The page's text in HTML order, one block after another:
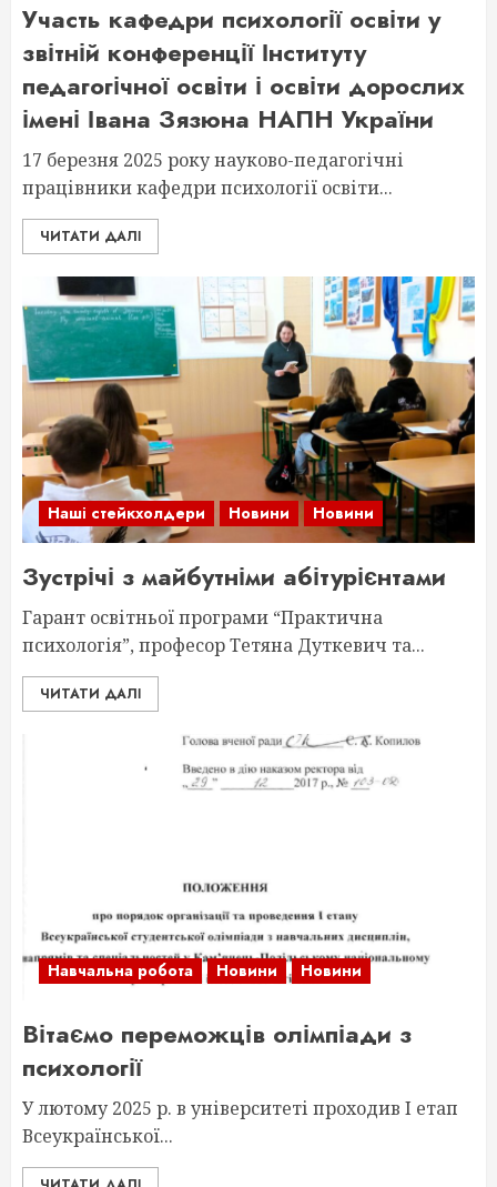
Участь кафедри психології освіти у
звітній конференції Інституту
педагогічної освіти і освіти дорослих
імені Івана Зязюна НАПН України
17 березня 2025 року науково-педагогічні
працівники кафедри психології освіти...
ЧИТАТИ ДАЛІ
Наші стейкхолдери Новини Новини
Зустрічі з майбутніми абітурієнтами
Гарант освітньої програми “Практична
психологія”, професор Тетяна Дуткевич та...
ЧИТАТИ ДАЛІ
Навчальна робота Новини Новини
Вітаємо переможців олімпіади з
психології
У лютому 2025 р. в університеті проходив І етап
Всеукраїнської...